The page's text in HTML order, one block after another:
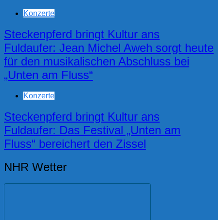
Konzerte
Steckenpferd bringt Kultur ans
Fuldaufer: Jean Michel Aweh sorgt heute
für den musikalischen Abschluss bei
„Unten am Fluss“
Konzerte
Steckenpferd bringt Kultur ans
Fuldaufer: Das Festival „Unten am
Fluss“ bereichert den Zissel
NHR Wetter